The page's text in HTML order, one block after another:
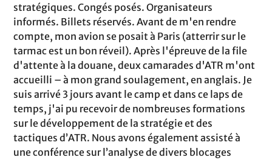
stratégiques. Congés posés. Organisateurs
informés. Billets réservés. Avant de m'en rendre
compte, mon avion se posait à Paris (atterrir sur le
tarmac est un bon réveil). Après l'épreuve de la file
d'attente à la douane, deux camarades d'ATR m'ont
accueilli – à mon grand soulagement, en anglais. Je
suis arrivé 3 jours avant le camp et dans ce laps de
temps, j'ai pu recevoir de nombreuses formations
sur le développement de la stratégie et des
tactiques d’ATR. Nous avons également assisté à
une conférence sur l’analyse de divers blocages